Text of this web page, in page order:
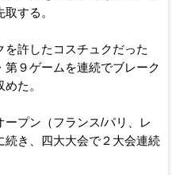
する。
許したコスチュクだった
９ゲームを連続でブレーク
た。
ープン（フランス/パリ、レ
続き、四大大会で２大会連続